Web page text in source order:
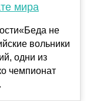
мира
не
вольники
одни из
чемпионат